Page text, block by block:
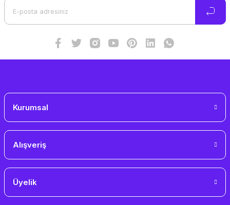
Kurumsal
Alışveriş
Üyelik